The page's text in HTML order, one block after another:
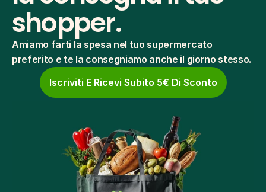
shopper.
Amiamo farti la spesa nel tuo supermercato
preferito e te la consegniamo anche il giorno stesso.
Iscriviti E Ricevi Subito 5€ Di Sconto